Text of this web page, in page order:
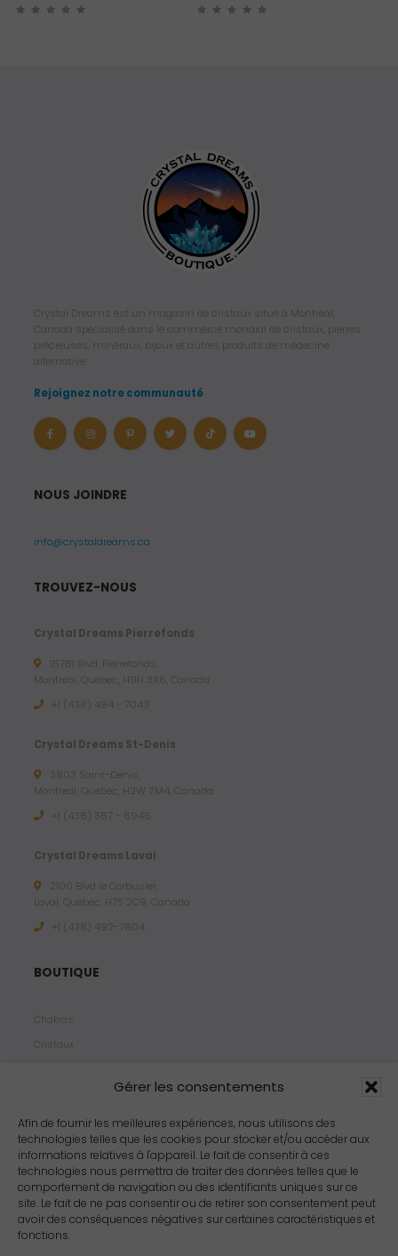
Gérer les consentements
Afin de fournir les meilleures expériences, nous utilisons des
technologies telles que les cookies pour stocker et/ou accéder aux
informations relatives à l'appareil. Le fait de consentir à ces
technologies nous permettra de traiter des données telles que le
comportement de navigation ou des identifiants uniques sur ce
site. Le fait de ne pas consentir ou de retirer son consentement peut
avoir des conséquences négatives sur certaines caractéristiques et
fonctions.
Crystal Dreams est un magasin de cristaux situé à Montréal,
Canada spécialisé dans le commerce mondial de cristaux, pierres
précieuses, minéraux, bijoux et autres produits de médecine
alternative.
Rejoignez notre communauté
NOUS JOINDRE
info@crystaldreams.ca
TROUVEZ-NOUS
Crystal Dreams Pierrefonds
15781 Blvd. Pierrefonds,
Montreal, Quebec, H9H 3X6, Canada
+1 (438) 494 - 7043
Crystal Dreams St-Denis
3803 Saint-Denis,
Montreal, Quebec, H2W 2M4, Canada
+1 (438) 387 - 6946
Crystal Dreams Laval
2100 Blvd le Corbusier,
Laval, Quebec, H7S 2C9, Canada
+1 ‪(438) 492-7804‬
BOUTIQUE
Chakras
Cristaux
Propriétés
Arômes
Zodiacs